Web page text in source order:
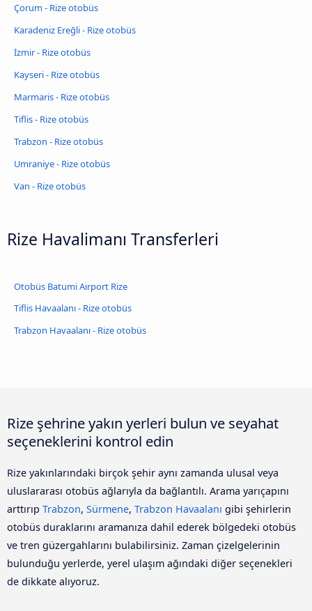
Çorum - Rize otobüs
Karadeniz Ereğli - Rize otobüs
İzmir - Rize otobüs
Kayseri - Rize otobüs
Marmaris - Rize otobüs
Tiflis - Rize otobüs
Trabzon - Rize otobüs
Umraniye - Rize otobüs
Van - Rize otobüs
Rize Havalimanı Transferleri
Otobüs Batumi Airport Rize
Tiflis Havaalanı - Rize otobüs
Trabzon Havaalanı - Rize otobüs
Rize şehrine yakın yerleri bulun ve seyahat
seçeneklerini kontrol edin
Rize yakınlarındaki birçok şehir aynı zamanda ulusal veya
uluslararası otobüs ağlarıyla da bağlantılı. Arama yarıçapını
arttırıp Trabzon, Sürmene, Trabzon Havaalanı gibi şehirlerin
otobüs duraklarını aramanıza dahil ederek bölgedeki otobüs
ve tren güzergahlarını bulabilirsiniz. Zaman çizelgelerinin
bulunduğu yerlerde, yerel ulaşım ağındaki diğer seçenekleri
de dikkate alıyoruz.